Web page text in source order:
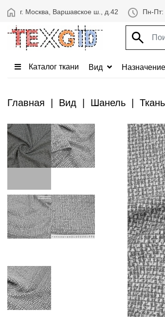
г. Москва, Варшавское ш., д.42 Пн-Пт:
Каталог ткани Вид Назначение
Главная Вид Шанель